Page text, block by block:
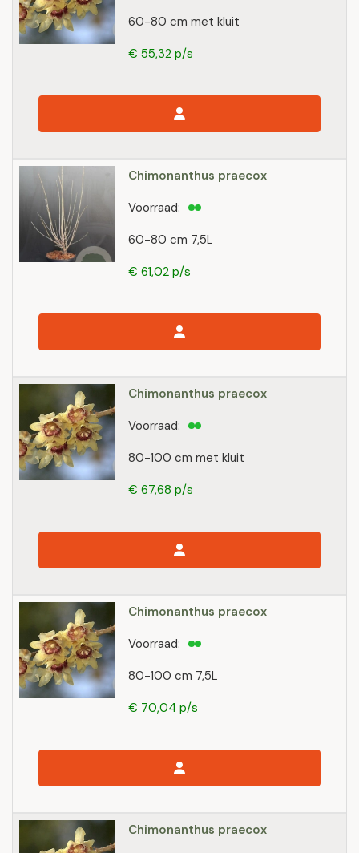
60-80 cm met kluit
€ 55,32 p/s
Chimonanthus praecox
60-80 cm 7,5L
Voorraad:
€ 61,02 p/s
Chimonanthus praecox
80-100 cm met kluit
Voorraad:
€ 67,68 p/s
Chimonanthus praecox
80-100 cm 7,5L
Voorraad:
€ 70,04 p/s
Chimonanthus praecox